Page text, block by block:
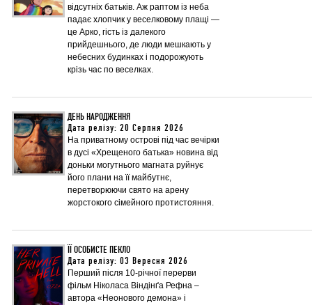
відсутніх батьків. Аж раптом із неба
падає хлопчик у веселковому плащі —
це Арко, гість із далекого
прийдешнього, де люди мешкають у
небесних будинках і подорожують
крізь час по веселках.
ДЕНЬ НАРОДЖЕННЯ
Дата релізу: 20 Серпня 2026
На приватному острові під час вечірки
в дусі «Хрещеного батька» новина від
доньки могутнього магната руйнує
його плани на її майбутнє,
перетворюючи свято на арену
жорстокого сімейного протистояння.
ЇЇ ОСОБИСТЕ ПЕКЛО
Дата релізу: 03 Вересня 2026
Перший після 10-річної перерви
фільм Ніколаса Віндінґа Рефна –
автора «Неонового демона» і